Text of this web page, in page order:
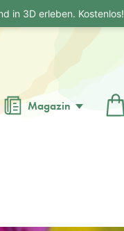
Magazin
in 3D erleben. Kostenlos!